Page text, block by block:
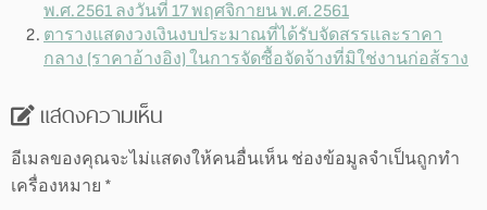
พ.ศ.2561 ลงวันที่ 17 พฤศจิกายน พ.ศ.2561
ตารางแสดงวงเงินงบประมาณที่ได้รับจัดสรรและราคา
กลาง (ราคาอ้างอิง) ในการจัดซื้อจัดจ้างที่มิใช่งานก่อส้ราง
แสดงความเห็น
อีเมลของคุณจะไม่แสดงให้คนอื่นเห็น ช่องข้อมูลจำเป็นถูกทำ
เครื่องหมาย *